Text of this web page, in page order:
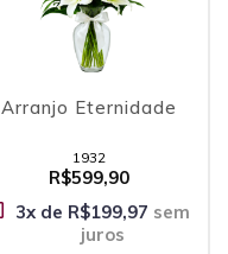
Arranjo Eternidade
1932
R$599,90
3x de R$199,97 sem
juros